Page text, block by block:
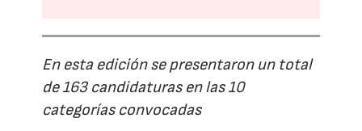
En esta edición se presentaron un total
de 163 candidaturas en las 10
categorías convocadas